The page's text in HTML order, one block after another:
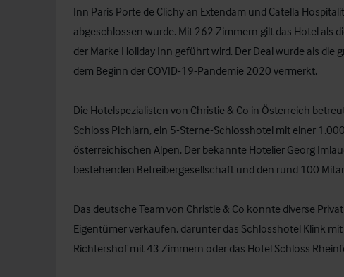
Inn Paris Porte de Clichy an Extendam und Catella
abgeschlossen wurde. Mit 262 Zimmern gilt das Hotel als
der Marke Holiday Inn geführt wird. Der Deal wurde als
dem Beginn der COVID-19-Pandemie 2020 vermerkt.
Die Hotelspezialisten von Christie & Co in Österreich
Schloss Pichlarn, ein 5-Sterne-Schlosshotel mit einer
österreichischen Alpen. Der bekannte Hotelier Georg
bestehenden Betreibergesellschaft und den rund 100
Das deutsche Team von Christie & Co konnte diverse
Eigentümer verkaufen, darunter das Schlosshotel Klink
Richtershof mit 43 Zimmern oder das Hotel Schloss